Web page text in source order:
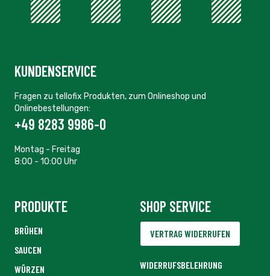
KUNDENSERVICE
Fragen zu tellofix Produkten, zum Onlineshop und
Onlinebestellungen:
+49 8283 9986-0
Montag - Freitag
8:00 - 10:00 Uhr
PRODUKTE
BRÜHEN
SAUCEN
WÜRZEN
SHOP SERVICE
VERTRAG WIDERRUFEN
WIDERRUFSBELEHRUNG